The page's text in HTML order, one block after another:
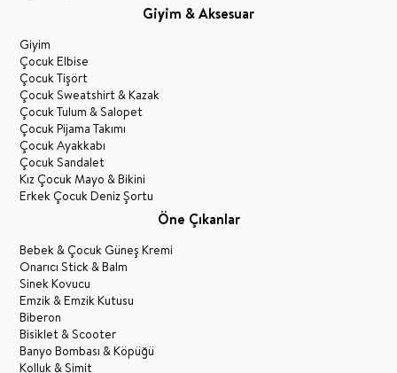
Giyim & Aksesuar
Giyim
Çocuk Elbise
Çocuk Tişört
Çocuk Sweatshirt & Kazak
Çocuk Tulum & Salopet
Çocuk Pijama Takımı
Çocuk Ayakkabı
Çocuk Sandalet
Kız Çocuk Mayo & Bikini
Erkek Çocuk Deniz Şortu
Öne Çıkanlar
Bebek & Çocuk Güneş Kremi
Onarıcı Stick & Balm
Sinek Kovucu
Emzik & Emzik Kutusu
Biberon
Bisiklet & Scooter
Banyo Bombası & Köpüğü
Kolluk & Simit